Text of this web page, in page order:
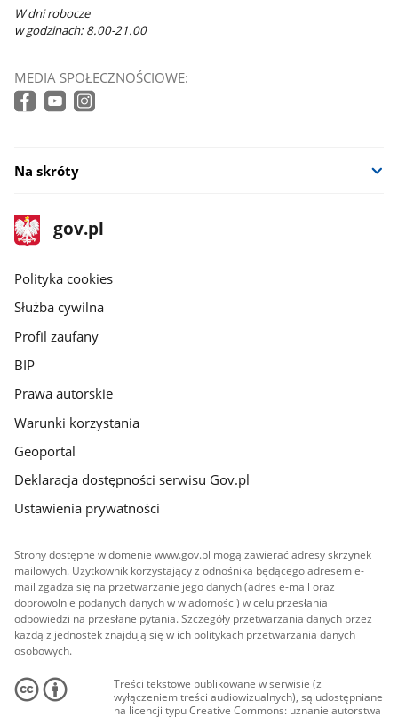
W dni robocze
w godzinach: 8.00-21.00
MEDIA SPOŁECZNOŚCIOWE:
Na skróty
stopka
gov.pl
Strona
gov.pl
gov.pl
Polityka cookies
Służba cywilna
Profil zaufany
BIP
Prawa autorskie
Warunki korzystania
Geoportal
Deklaracja dostępności serwisu Gov.pl
Ustawienia prywatności
Strony dostępne w domenie www.gov.pl mogą zawierać adresy skrzynek
mailowych. Użytkownik korzystający z odnośnika będącego adresem e-
mail zgadza się na przetwarzanie jego danych (adres e-mail oraz
dobrowolnie podanych danych w wiadomości) w celu przesłania
odpowiedzi na przesłane pytania. Szczegóły przetwarzania danych przez
każdą z jednostek znajdują się w ich politykach przetwarzania danych
osobowych.
Treści tekstowe publikowane w serwisie (z
wyłączeniem treści audiowizualnych), są udostępniane
na licencji typu Creative Commons: uznanie autorstwa